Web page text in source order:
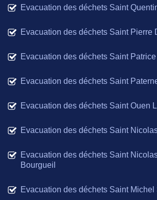
Evacuation des déchets Saint
Evacuation des déchets Saint Pierre
Evacuation des déchets Saint Patrice
Evacuation des déchets Saint
Evacuation des déchets Saint Ouen
Evacuation des déchets Saint
Evacuation des déchets Saint
Bourgueil
Evacuation des déchets Saint Michel